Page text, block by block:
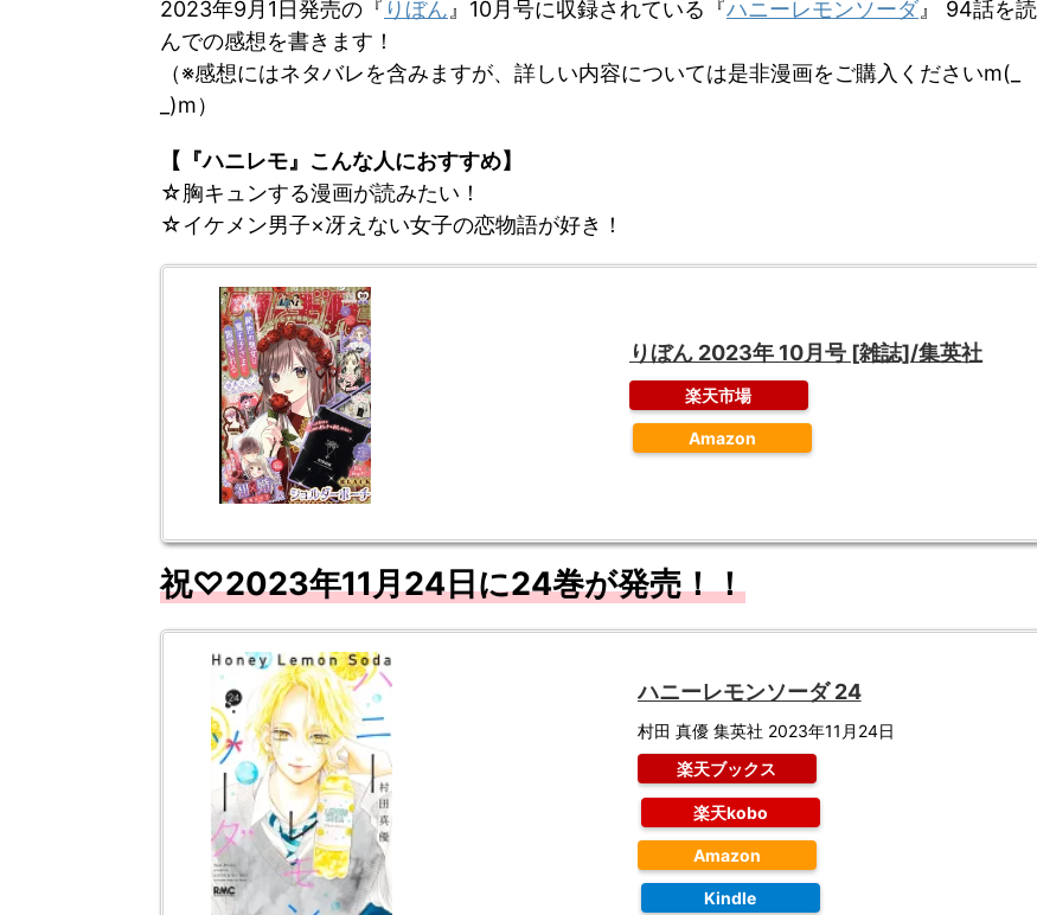
2023年9月1日発売の『 りぼん 』10月号に収録されている『ハニーレモンソーダ 』 94話を読
んでの感想を書きます！
（※感想にはネタバレを含みますが、詳しい内容については是非漫画をご購入くださいm(_
_)m）
【『ハニレモ』こんな人におすすめ】
☆胸キュンする漫画が読みたい！
☆イケメン男子×冴えない女子の恋物語が好き！
りぼん 2023年 10月号 [雑誌]/集英社
楽天市場
Amazon
祝♡2023年11月24日に24巻が発売！！
ハニーレモンソーダ 24
村田 真優 集英社 2023年11月24日
楽天ブックス
楽天kobo
Amazon
Kindle